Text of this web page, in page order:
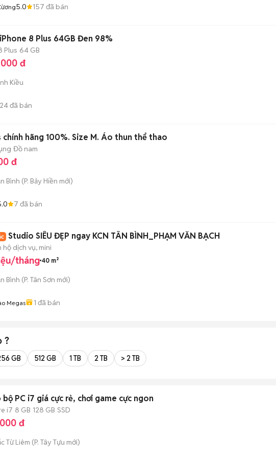
5.0 157 đã bán
8 Plus 64GB Đen 98%
Plus 64 GB
đ
Kiều
24đã bán
chính hãng 100%. Size M. Áo thun thể thao
Đồ nam
đ
Bình (P. Bảy Hiền mới)
7 đã bán
Studio SIÊU ĐẸP ngay KCN TÂN BÌNH_PHẠM VĂN BẠCH
hộ dịch vụ, mini
tháng 40 m²
Bình (P. Tân Sơn mới)
Megas 1 đã bán
?
GB 512 GB 1 TB 2 TB > 2 TB
bộ PC i7 giá cực rẻ, chơi game cực ngon
i7 8 GB 128 GB SSD
đ
Từ Liêm (P. Tây Tựu mới)